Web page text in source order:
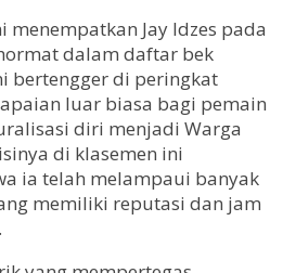
Jay Idzes pada
dalam daftar bek
bertengger di peringkat
luar biasa bagi pemain
diri menjadi Warga
di klasemen ini
ia telah melampaui banyak
memiliki reputasi dan jam